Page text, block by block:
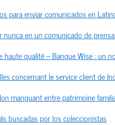
para enviar comunicados en
nunca en un comunicado de
haute qualité – Banque Wise : un
concernant le service client de
manquant entre patrimoine
buscadas por los coleccionistas